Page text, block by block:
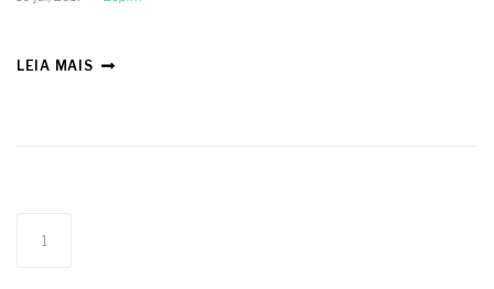
LEIA MAIS
1